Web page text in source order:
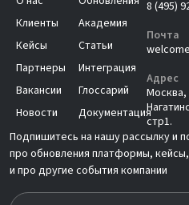
Клиенты
Кейсы
Партнеры
Вакансии
Новости
Академия
Статьи
Интеграция
Глоссарий
Документация
8 (495)
Почта
Адрес
Москва,
стр1.
Подпишитесь на нашу рассылку и
про обновления платформы,
и про другие события компании